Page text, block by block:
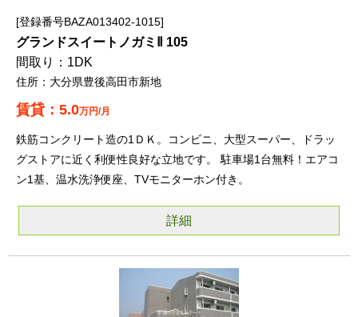
登録番号BAZA013402-1015
グランドスイートノガミⅡ 105
1DK
大分県豊後高田市新地
5.0万円/月
鉄筋コンクリート造の1ＤＫ。コンビニ、大型スーパー、ドラッ
グストアに近く利便性良好な立地です。 駐車場1台無料！エアコ
ン1基、温水洗浄便座、TVモニターホン付き。
詳細